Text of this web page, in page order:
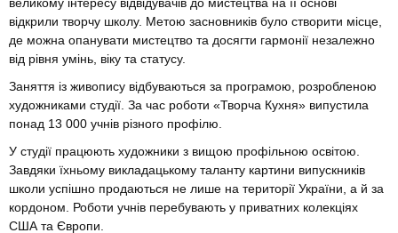
відкрили творчу школу. Метою засновників було створити місце,
де можна опанувати мистецтво та досягти гармонії незалежно
від рівня умінь, віку та статусу.
Заняття із живопису відбуваються за програмою, розробленою
художниками студії. За час роботи «Творча Кухня» випустила
понад 13 000 учнів різного профілю.
У студії працюють художники з вищою профільною освітою.
Завдяки їхньому викладацькому таланту картини випускників
школи успішно продаються не лише на території України, а й за
кордоном. Роботи учнів перебувають у приватних колекціях
США та Європи.